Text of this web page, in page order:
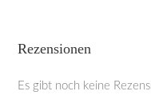
Rezensionen
Es gibt noch keine